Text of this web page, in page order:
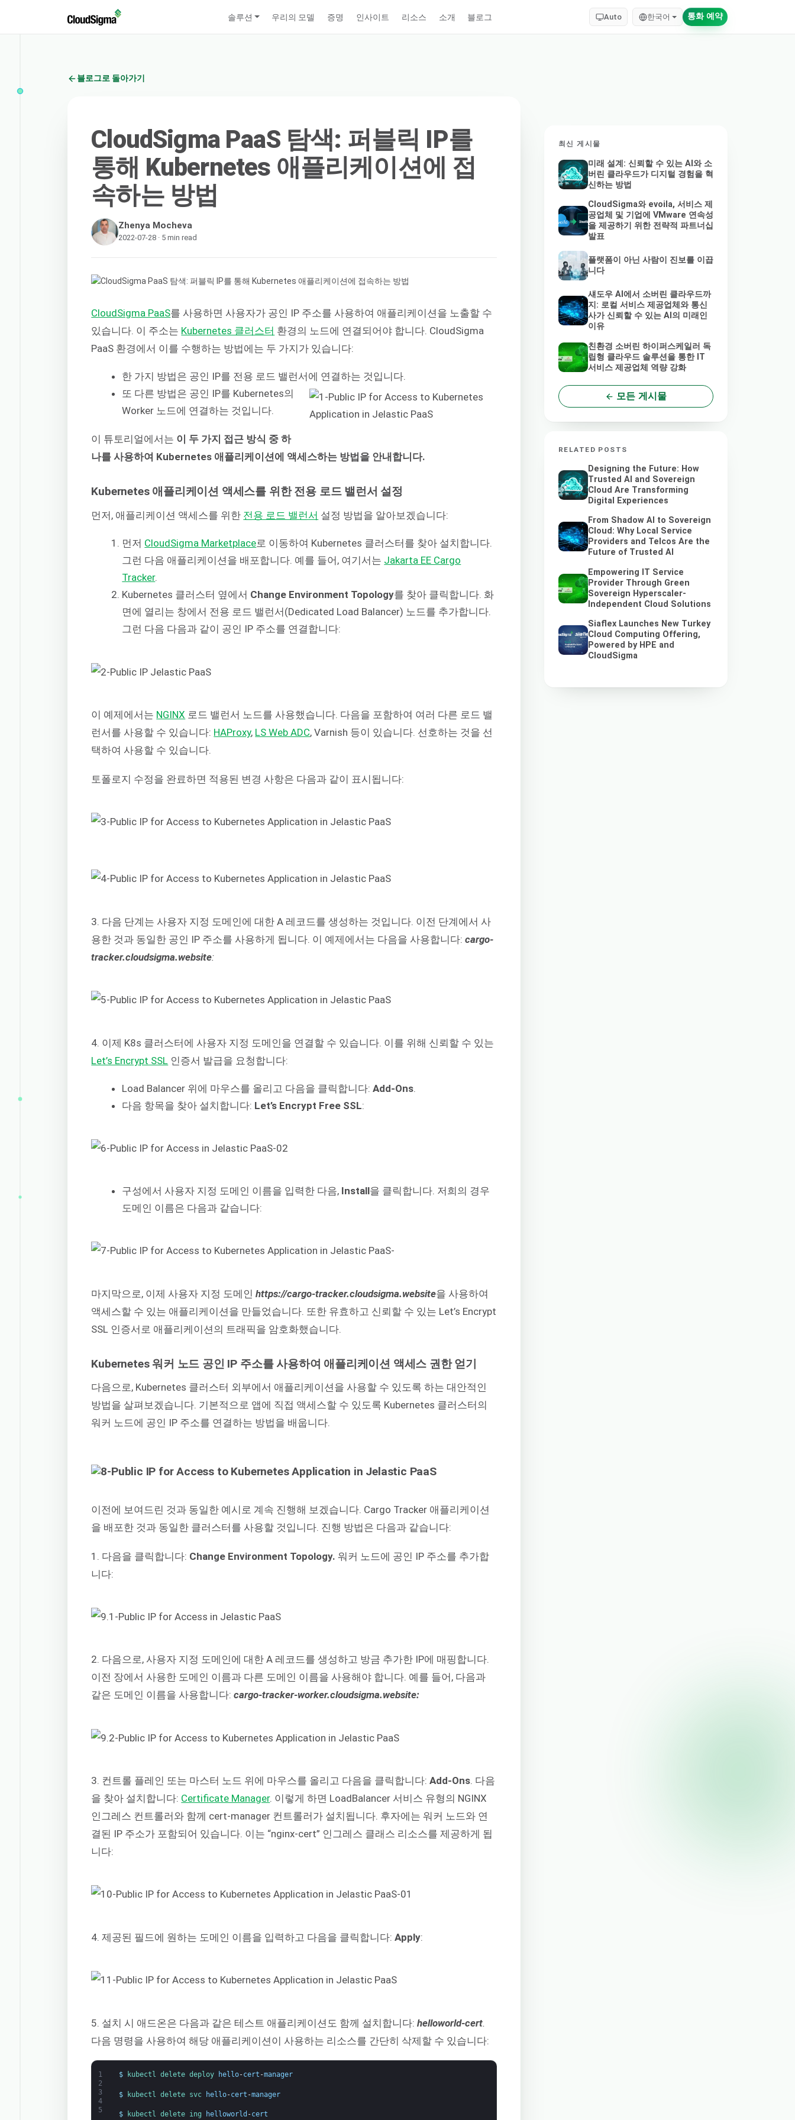
솔루션 우리의 모델 증명 인사이트 리소스 소개 블로그 Auto 한국어 통화 예약
블로그로 돌아가기
CloudSigma PaaS 탐색: 퍼블릭 IP를
통해 Kubernetes 애플리케이션에 접
속하는 방법
Zhenya Mocheva
2022-07-28 · 5 min read
CloudSigma PaaS를 사용하면 사용자가 공인 IP 주소를 사용하여 애플리케이션을 노출할 수
있습니다. 이 주소는 Kubernetes 클러스터 환경의 노드에 연결되어야 합니다. CloudSigma
PaaS 환경에서 이를 수행하는 방법에는 두 가지가 있습니다:
한 가지 방법은 공인 IP를 전용 로드 밸런서에 연결하는 것입니다.
또 다른 방법은 공인 IP를 Kubernetes의
Worker 노드에 연결하는 것입니다.
이 튜토리얼에서는 이 두 가지 접근 방식 중 하
나를 사용하여 Kubernetes 애플리케이션에 액세스하는 방법을 안내합니다.
Kubernetes 애플리케이션 액세스를 위한 전용 로드 밸런서 설정
먼저, 애플리케이션 액세스를 위한 전용 로드 밸런서 설정 방법을 알아보겠습니다:
먼저 CloudSigma Marketplace로 이동하여 Kubernetes 클러스터를 찾아 설치합니다.
그런 다음 애플리케이션을 배포합니다. 예를 들어, 여기서는 Jakarta EE Cargo
Tracker.
Kubernetes 클러스터 옆에서 Change Environment Topology를 찾아 클릭합니다. 화
면에 열리는 창에서 전용 로드 밸런서(Dedicated Load Balancer) 노드를 추가합니다.
그런 다음 다음과 같이 공인 IP 주소를 연결합니다:
이 예제에서는 NGINX 로드 밸런서 노드를 사용했습니다. 다음을 포함하여 여러 다른 로드 밸
런서를 사용할 수 있습니다: HAProxy, LS Web ADC, Varnish 등이 있습니다. 선호하는 것을 선
택하여 사용할 수 있습니다.
토폴로지 수정을 완료하면 적용된 변경 사항은 다음과 같이 표시됩니다:
3. 다음 단계는 사용자 지정 도메인에 대한 A 레코드를 생성하는 것입니다. 이전 단계에서 사
용한 것과 동일한 공인 IP 주소를 사용하게 됩니다. 이 예제에서는 다음을 사용합니다:cargo-
tracker.cloudsigma.website:
4. 이제 K8s 클러스터에 사용자 지정 도메인을 연결할 수 있습니다. 이를 위해 신뢰할 수 있는
Let’s Encrypt SSL 인증서 발급을 요청합니다:
Load Balancer 위에 마우스를 올리고 다음을 클릭합니다:Add-Ons
다음 항목을 찾아 설치합니다: Let’s Encrypt Free SSL:
구성에서 사용자 지정 도메인 이름을 입력한 다음, Install을 클릭합니다. 저희의 경우
도메인 이름은 다음과 같습니다:
마지막으로, 이제 사용자 지정 도메인https://cargo-tracker.cloudsigma.website을 사용하여
액세스할 수 있는 애플리케이션을 만들었습니다. 또한 유효하고 신뢰할 수 있는 Let’s Encrypt
SSL 인증서로 애플리케이션의 트래픽을 암호화했습니다.
Kubernetes 워커 노드 공인 IP 주소를 사용하여 애플리케이션 액세스 권한 얻기
다음으로, Kubernetes 클러스터 외부에서 애플리케이션을 사용할 수 있도록 하는 대안적인
방법을 살펴보겠습니다. 기본적으로 앱에 직접 액세스할 수 있도록 Kubernetes 클러스터의
워커 노드에 공인 IP 주소를 연결하는 방법을 배웁니다.
이전에 보여드린 것과 동일한 예시로 계속 진행해 보겠습니다. Cargo Tracker 애플리케이션
을 배포한 것과 동일한 클러스터를 사용할 것입니다. 진행 방법은 다음과 같습니다:
1. 다음을 클릭합니다: Change Environment Topology. 워커 노드에 공인 IP 주소를 추가합
니다:
2. 다음으로, 사용자 지정 도메인에 대한 A 레코드를 생성하고 방금 추가한 IP에 매핑합니다.
이전 장에서 사용한 도메인 이름과 다른 도메인 이름을 사용해야 합니다. 예를 들어, 다음과
같은 도메인 이름을 사용합니다:cargo-tracker-worker.cloudsigma.website:
3. 컨트롤 플레인 또는 마스터 노드 위에 마우스를 올리고 다음을 클릭합니다:Add-Ons. 다음
을 찾아 설치합니다: Certificate Manager. 이렇게 하면 LoadBalancer 서비스 유형의 NGINX
인그레스 컨트롤러와 함께 cert-manager 컨트롤러가 설치됩니다. 후자에는 워커 노드와 연
결된 IP 주소가 포함되어 있습니다. 이는 “nginx-cert” 인그레스 클래스 리소스를 제공하게 됩
니다:
4. 제공된 필드에 원하는 도메인 이름을 입력하고 다음을 클릭합니다:Apply:
5. 설치 시 애드온은 다음과 같은 테스트 애플리케이션도 함께 설치합니다:helloworld-cert.
다음 명령을 사용하여 해당 애플리케이션이 사용하는 리소스를 간단히 삭제할 수 있습니다:
1
2
3
4
5
$ kubectl delete deploy hello-cert -manager
$ kubectl delete svc hello-cert -manager
$ kubectl delete ing helloworld -cert
최신 게시물
미래 설계: 신뢰할 수 있는 AI와 소
버린 클라우드가 디지털 경험을 혁
신하는 방법
CloudSigma와 evoila, 서비스 제
공업체 및 기업에 VMware 연속성
을 제공하기 위한 전략적 파트너십
발표
플랫폼이 아닌 사람이 진보를 이끕
니다
섀도우 AI에서 소버린 클라우드까
지: 로컬 서비스 제공업체와 통신
사가 신뢰할 수 있는 AI의 미래인
이유
친환경 소버린 하이퍼스케일러 독
립형 클라우드 솔루션을 통한 IT
서비스 제공업체 역량 강화
모든 게시물
RELATED POSTS
Designing the Future: How
Trusted AI and Sovereign
Cloud Are Transforming
Digital Experiences
From Shadow AI to Sovereign
Cloud: Why Local Service
Providers and Telcos Are the
Future of Trusted AI
Empowering IT Service
Provider Through Green
Sovereign Hyperscaler-
Independent Cloud Solutions
Siaflex Launches New Turkey
Cloud Computing Offering,
Powered by HPE and
CloudSigma